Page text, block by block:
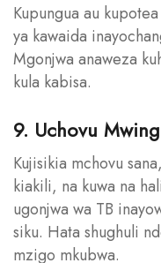
Kupungua au
ya kawaida
Mgonjwa anaweza
kula kabisa.
9. Uchovu
Kujisikia mchovu
kiakili, na kuwa na
ugonjwa wa TB
siku. Hata shughuli
mzigo mkubwa.